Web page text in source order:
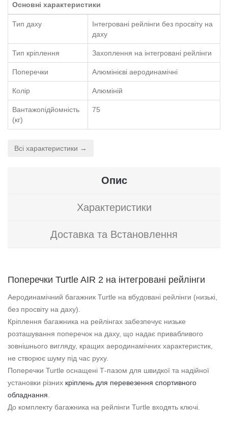
Основні характеристики
Тип даху
Інтегровані рейлінги без просвіту на
даху
Тип кріплення Захоплення на інтегровані рейлінги
Поперечки Алюмінієві аеродинамічні
Колір Алюміній
Вантажопідйомність
(кг)
75
Всі характеристики →
Опис
Характеристики
Доставка та Встановлення
Поперечки Turtle AIR 2 на інтегровані рейлінги
Аеродинамічний багажник Turtle на вбудовані рейлінги (низькі,
без просвіту на даху).
Кріплення багажника на рейлінгах забезпечує низьке
розташування поперечок на даху, що надає привабливого
зовнішнього вигляду, кращих аеродинамічних характеристик,
не створює шуму під час руху.
Поперечки Turtle оснащені Т-пазом для швидкої та надійної
установки різних кріплень для перевезення спортивного
обладнання.
До комплекту багажника на рейлінги Turtle входять ключі.